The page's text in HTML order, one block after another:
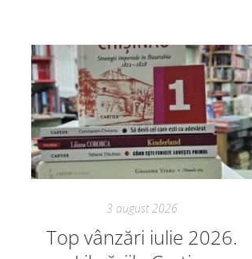
3 august 2026
Top vânzări iulie 2026.